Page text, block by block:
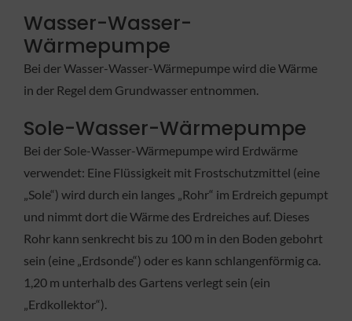
Wasser-Wasser-
Wärmepumpe
Bei der Wasser-Wasser-Wärmepumpe wird die Wärme
in der Regel dem Grundwasser entnommen.
Sole-Wasser-Wärmepumpe
Bei der Sole-Wasser-Wärmepumpe wird Erdwärme
verwendet: Eine Flüssigkeit mit Frostschutzmittel (eine
„Sole“) wird durch ein langes „Rohr“ im Erdreich gepumpt
und nimmt dort die Wärme des Erdreiches auf. Dieses
Rohr kann senkrecht bis zu 100 m in den Boden gebohrt
sein (eine „Erdsonde“) oder es kann schlangenförmig ca.
1,20 m unterhalb des Gartens verlegt sein (ein
„Erdkollektor“).